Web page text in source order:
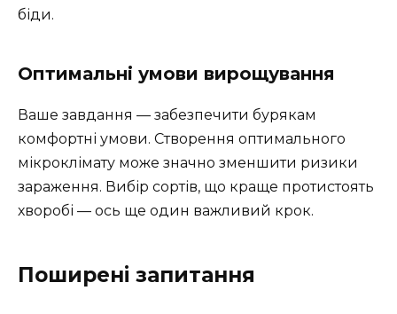
біди.
Оптимальні умови вирощування
Ваше завдання — забезпечити бурякам
комфортні умови. Створення оптимального
мікроклімату може значно зменшити ризики
зараження. Вибір сортів, що краще протистоять
хворобі — ось ще один важливий крок.
Поширені запитання